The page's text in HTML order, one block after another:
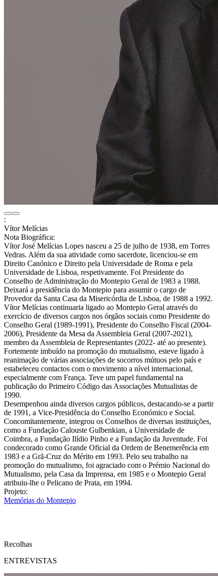
:
Vítor Melícias
Nota Biográfica:
Vítor José Melícias Lopes nasceu a 25 de julho de 1938, em Torres
Vedras. Além da sua atividade como sacerdote, licenciou-se em
Direito Canónico e Direito pela Universidade de Roma e pela
Universidade de Lisboa, respetivamente. Foi Presidente do
Conselho de Administração do Montepio Geral de 1983 a 1988.
Deixará a presidência do Montepio para assumir o cargo de
Provedor da Santa Casa da Misericórdia de Lisboa, de 1988 a 1992.
Vítor Melícias continuaria ligado ao Montepio Geral através do
exercício de diversos cargos nos órgãos sociais como Presidente do
Conselho Geral (1989-1991), Presidente do Conselho Fiscal (2004-
2006), Presidente da Mesa da Assembleia Geral (2007-2021),
membro da Assembleia de Representantes (2022- até ao presente).
Fortemente imbuído na promoção do mutualismo, esteve ligado à
reanimação de várias associações de socorros mútuos pelo país e
estabeleceu contactos com o movimento a nível internacional,
especialmente com França. Teve um papel fundamental na
publicação do Primeiro Código das Associações Mutualistas de
1990.
Desempenhou ainda diversos cargos públicos, destacando-se a partir
de 1991, a Vice-Presidência do Conselho Económico e Social.
Concomitantemente, integrou os Conselhos de diversas instituições,
como a Fundação Calouste Gulbenkian, a Universidade de
Coimbra, a Fundação Ilídio Pinho e a Fundação da Juventude. Foi
condecorado como Grande Oficial da Ordem de Benemerência em
1983 e a Grã-Cruz do Mérito em 1993. Pelo seu trabalho na
promoção do mutualismo, foi agraciado com o Prémio Nacional do
Mutualismo, pela Casa da Imprensa, em 1985 e o Montepio Geral
atribuiu-lhe o Pelicano de Prata, em 1994.
Projeto:
Memórias do Montepio
Recolhas
ENTREVISTAS